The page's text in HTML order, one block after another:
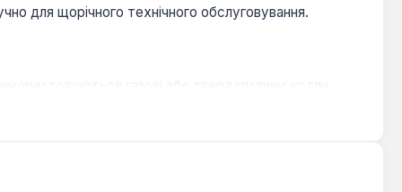
для щорічного технічного обслуговування.
газові або твердопаливні котли.